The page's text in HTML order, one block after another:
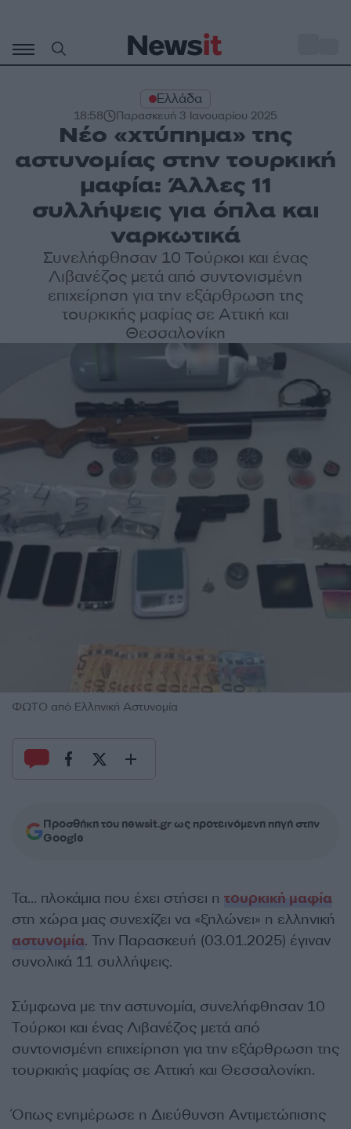
περιεχόμενο
Ελλάδα
18:58 Παρασκευή 3 Ιανουαρίου 2025
Νέο «χτύπημα» της
αστυνομίας στην τουρκική
μαφία: Άλλες 11
συλλήψεις για όπλα και
ναρκωτικά
Συνελήφθησαν 10 Τούρκοι και ένας
Λιβανέζος μετά από συντονισμένη
επιχείρηση για την εξάρθρωση της
τουρκικής μαφίας σε Αττική και
Θεσσαλονίκη
ΦΩΤΟ από Ελληνική Αστυνομία
Προσθήκη του newsit.gr ως προτεινόμενη πηγή στην
Google
Τα… πλοκάμια που έχει στήσει η τουρκική μαφία
στη χώρα μας συνεχίζει να «ξηλώνει» η ελληνική
αστυνομία. Την Παρασκευή (03.01.2025) έγιναν
συνολικά 11 συλλήψεις.
Σύμφωνα με την αστυνομία, συνελήφθησαν 10
Τούρκοι και ένας Λιβανέζος μετά από
συντονισμένη επιχείρηση για την εξάρθρωση της
τουρκικής μαφίας σε Αττική και Θεσσαλονίκη.
Όπως ενημέρωσε η Διεύθυνση Αντιμετώπισης